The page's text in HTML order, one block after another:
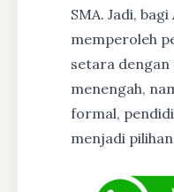
SMA. Jadi,
memperoleh
setara
menengah,
formal,
menjadi